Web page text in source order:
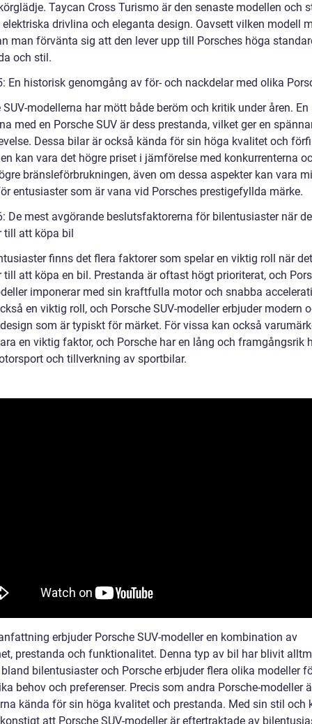
Taycan Cross Turismo är den senaste modellen och
drivlina och eleganta design. Oavsett vilken modell
man förvänta sig att den lever upp till Porsches höga
och stil.
En historisk genomgång av för- och nackdelar med olika
SUV-modellerna har mött både beröm och kritik under åren. En
med en Porsche SUV är dess prestanda, vilket ger en
Dessa bilar är också kända för sin höga kvalitet och
kan vara det högre priset i jämförelse med konkurrenterna
bränsleförbrukningen, även om dessa aspekter kan vara
entusiaster som är vana vid Porsches prestigefyllda märke.
De mest avgörande beslutsfaktorerna för bilentusiaster när
till att köpa bil
finns det flera faktorer som spelar en viktig roll när det
till att köpa en bil. Prestanda är oftast högt prioriterat, och
imponerar med sin kraftfulla motor och snabba
en viktig roll, och Porsche SUV-modeller erbjuder modern
som är typiskt för märket. För vissa kan också
en viktig faktor, och Porsche har en lång och framgångsrik
och tillverkning av sportbilar.
erbjuder Porsche SUV-modeller en kombination av
prestanda och funktionalitet. Denna typ av bil har blivit
bilentusiaster och Porsche erbjuder flera olika modeller
behov och preferenser. Precis som andra Porsche-modeller
kända för sin höga kvalitet och prestanda. Med sin stil och
att Porsche SUV-modeller är eftertraktade av